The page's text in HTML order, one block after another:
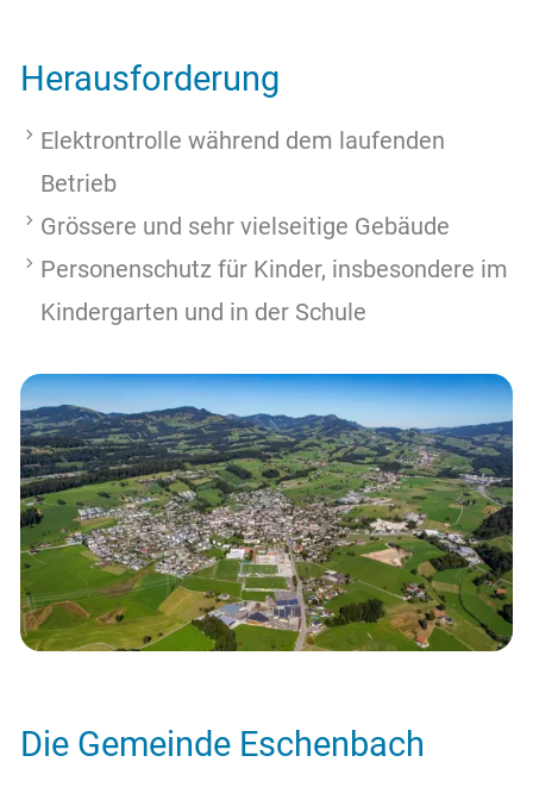
Herausforderung
Elektrontrolle während dem laufenden
Betrieb
Grössere und sehr vielseitige Gebäude
Personenschutz für Kinder, insbesondere im
Kindergarten und in der Schule
Die Gemeinde Eschenbach